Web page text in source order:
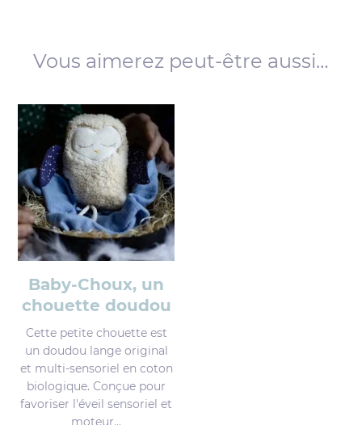
Vous aimerez peut-être aussi…
Baby-Choux, un
chouette doudou
Cette petite chouette est
un doudou lange original
et multi-sensoriel en coton
biologique. Conçue pour
favoriser l'éveil sensoriel et
moteur...